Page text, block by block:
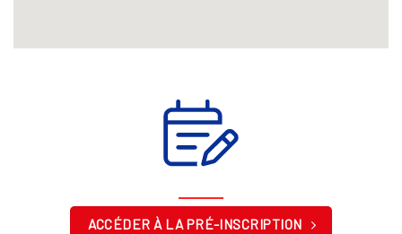
ACCÉDER À LA PRÉ-INSCRIPTION